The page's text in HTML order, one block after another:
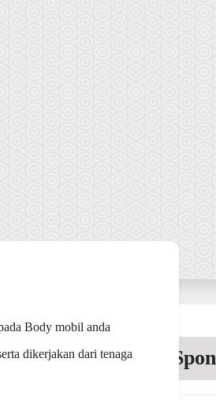
Body mobil anda
dikerjakan dari tenaga